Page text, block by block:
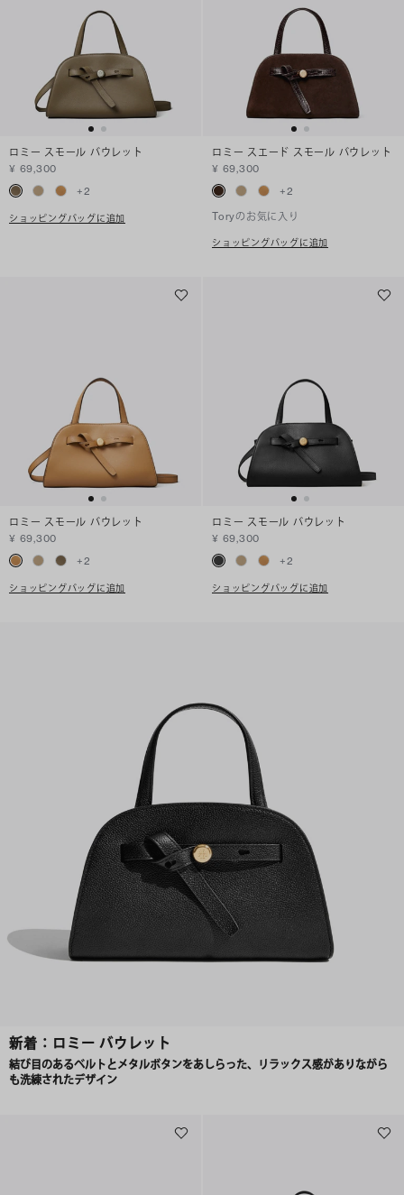
ロミー スモール バウレット
¥ 69,300
+2
ショッピングバッグに追加
ロミー スエード スモール バウレット
¥ 69,300
+2
Toryのお気に入り
ショッピングバッグに追加
ロミー スモール バウレット
¥ 69,300
+2
ショッピングバッグに追加
ロミー スモール バウレット
¥ 69,300
+2
ショッピングバッグに追加
新着：ロミー バウレット
結び目のあるベルトとメタルボタンをあしらった、リラックス感がありながら
も洗練されたデザイン